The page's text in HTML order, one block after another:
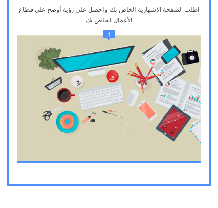
اطلب الصفحة الاشهارية الخاص بك, واحصل على رؤية أوضح على قطاع
الأعمال الخاص بك
1